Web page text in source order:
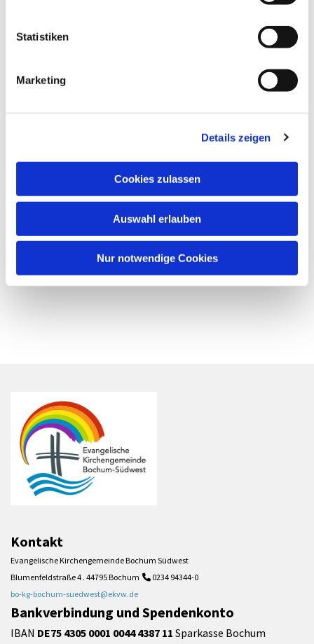
Statistiken
Marketing
Details zeigen
Cookies zulassen
Auswahl erlauben
Nur notwendige Cookies
Kontakt
Evangelische Kirchengemeinde Bochum Südwest
Blumenfeldstraße 4 . 44795 Bochum  0234 94344-0
bo-kg-bochum-suedwest@ekvw.de
Bankverbindung und Spendenkonto
IBAN DE75 4305 0001 0044 4387 11 Sparkasse Bochum